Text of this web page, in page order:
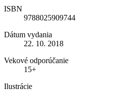
ISBN
9788025909744
Dátum vydania
22. 10. 2018
Vekové odporúčanie
15+
Ilustrácie